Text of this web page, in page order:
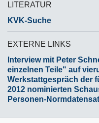
LITERATUR
KVK-Suche
EXTERNE LINKS
Interview mit Peter
einzelnen Teile" auf
Werkstattgespräch der
2012 nominierten
Personen-